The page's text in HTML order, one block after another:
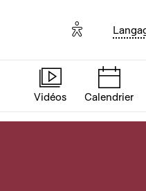
Options
Vidéos Calendrier